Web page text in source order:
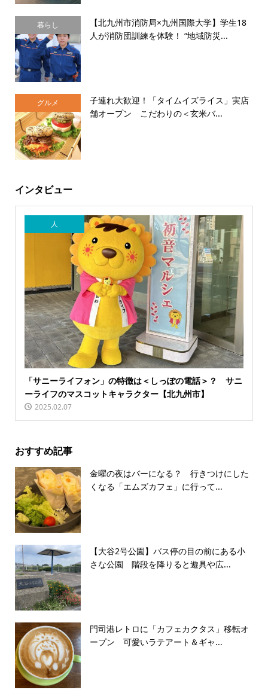
暮らし
【北九州市消防局×九州国際大学】学生18
人が消防団訓練を体験！ “地域防災...
グルメ
子連れ大歓迎！「タイムイズライス」実店
舗オープン こだわりの＜玄米バ...
インタビュー
人
「サニーライフォン」の特徴は＜しっぽの電話＞？ サニ
ーライフのマスコットキャラクター【北九州市】
2025.02.07
おすすめ記事
金曜の夜はバーになる？ 行きつけにした
くなる「エムズカフェ」に行って...
【大谷2号公園】バス停の目の前にある小
さな公園 階段を降りると遊具や広...
門司港レトロに「カフェカクタス」移転オ
ープン 可愛いラテアート＆ギャ...